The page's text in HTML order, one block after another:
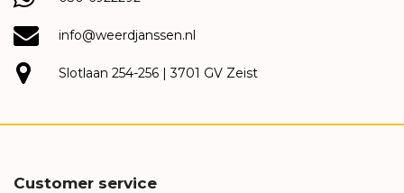
info@weerdjanssen.nl
Slotlaan 254-256 | 3701 GV Zeist
Customer service